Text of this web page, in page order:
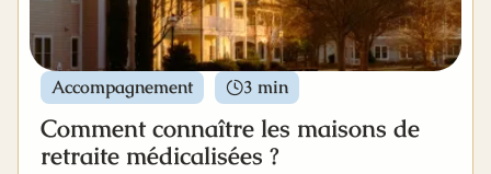
Accompagnement 3 min
Comment connaître les maisons de
retraite médicalisées ?